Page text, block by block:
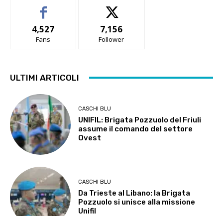
4,527
Fans
7,156
Follower
ULTIMI ARTICOLI
CASCHI BLU
UNIFIL: Brigata Pozzuolo del Friuli
assume il comando del settore
Ovest
CASCHI BLU
Da Trieste al Libano: la Brigata
Pozzuolo si unisce alla missione
Unifil